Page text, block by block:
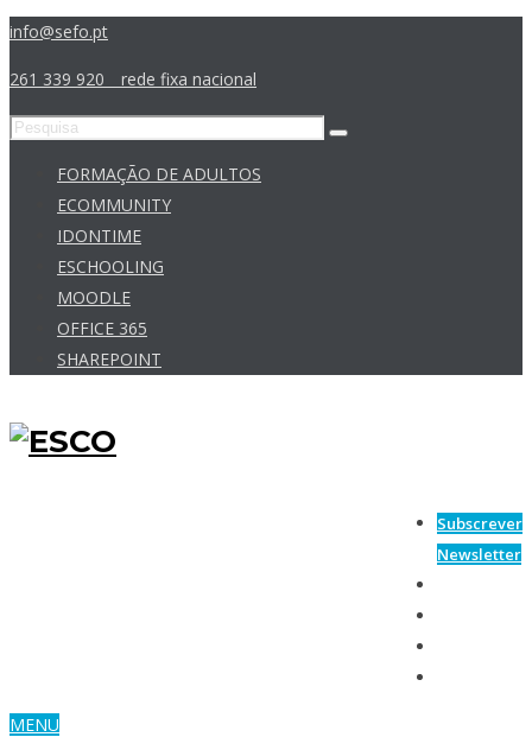
info@sefo.pt
261 339 920 _ rede fixa nacional
FORMAÇÃO DE ADULTOS
ECOMMUNITY
IDONTIME
ESCHOOLING
MOODLE
OFFICE 365
SHAREPOINT
Subscrever
Newsletter
MENU